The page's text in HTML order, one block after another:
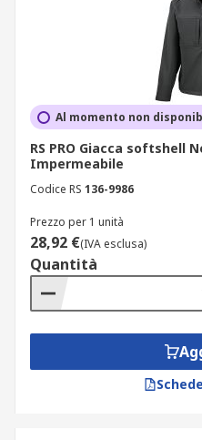
alcuni dei marchi leader,
DeWalt, Dickies, Scruffs
nostro marchio RS PRO.
Al momento non
RS PRO Giacca softshell
Impermeabile
Codice RS 136-9986
Prezzo per 1 unità
28,92 €(IVA esclusa)
Quantità